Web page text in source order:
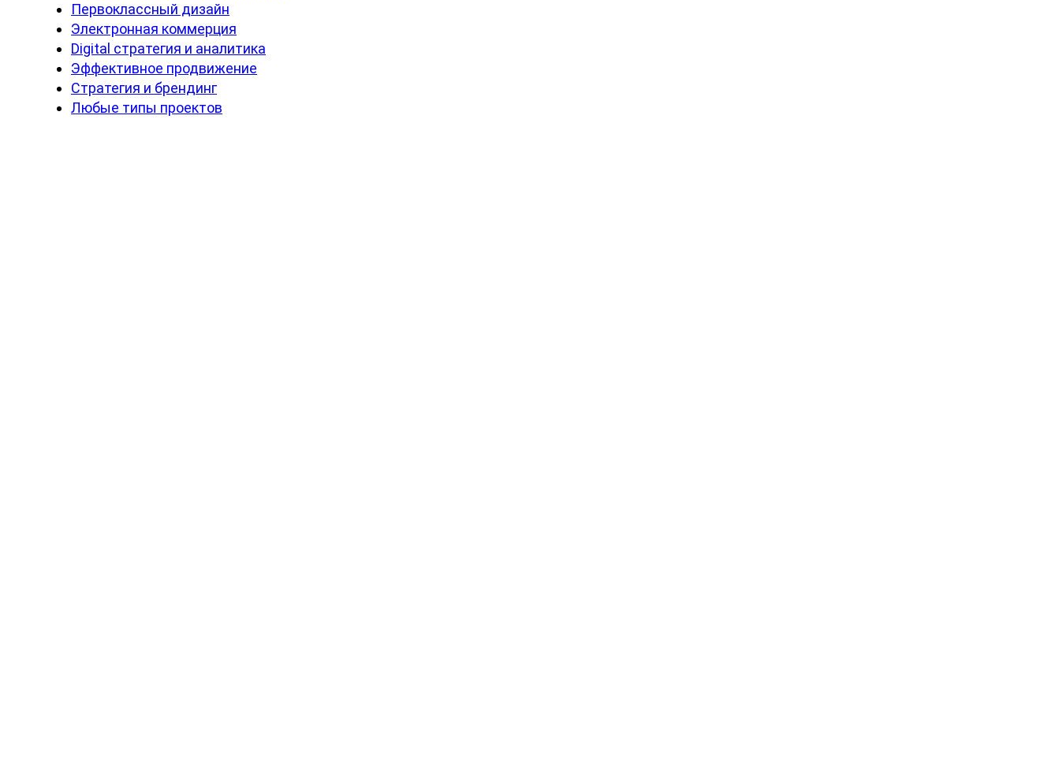
Первоклассный дизайн
Электронная коммерция
Digital стратегия и аналитика
Эффективное продвижение
Стратегия и брендинг
Любые типы проектов